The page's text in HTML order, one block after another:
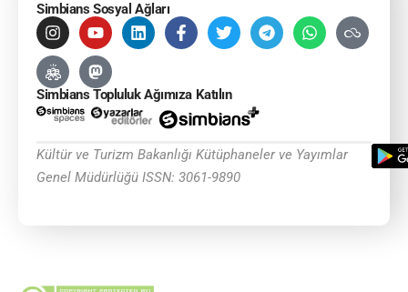
Simbians Sosyal Ağları
Simbians Topluluk Ağımıza Katılın
Kültür ve Turizm Bakanlığı Kütüphaneler ve Yayımlar
Genel Müdürlüğü ISSN: 3061-9890